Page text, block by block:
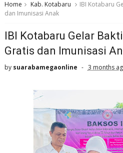
Home Kab. Kotabaru
IBI Kotabaru
dan Imunisasi Anak
IBI Kotabaru Gelar
Gratis dan Imunisasi
by suarabamegaonline 3 months